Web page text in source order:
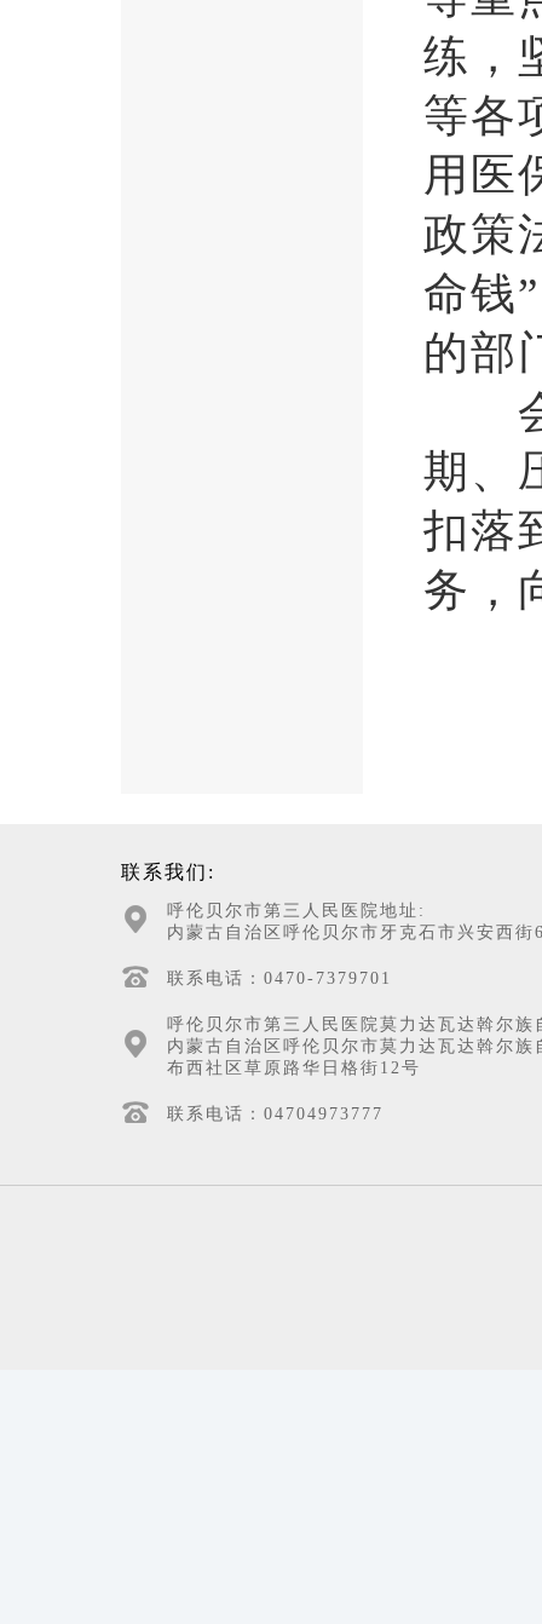
练，
等各
用医
政策
命钱
的部
会
期、
扣落
务，
联系我们:
呼伦贝尔市第三人民医院地址:
内蒙古自治区呼伦贝尔市牙克石市兴安西街
联系电话：0470-7379701
呼伦贝尔市第三人民医院莫力达瓦达斡尔
内蒙古自治区呼伦贝尔市莫力达瓦达斡尔族
布西社区草原路华日格街12号
联系电话：04704973777